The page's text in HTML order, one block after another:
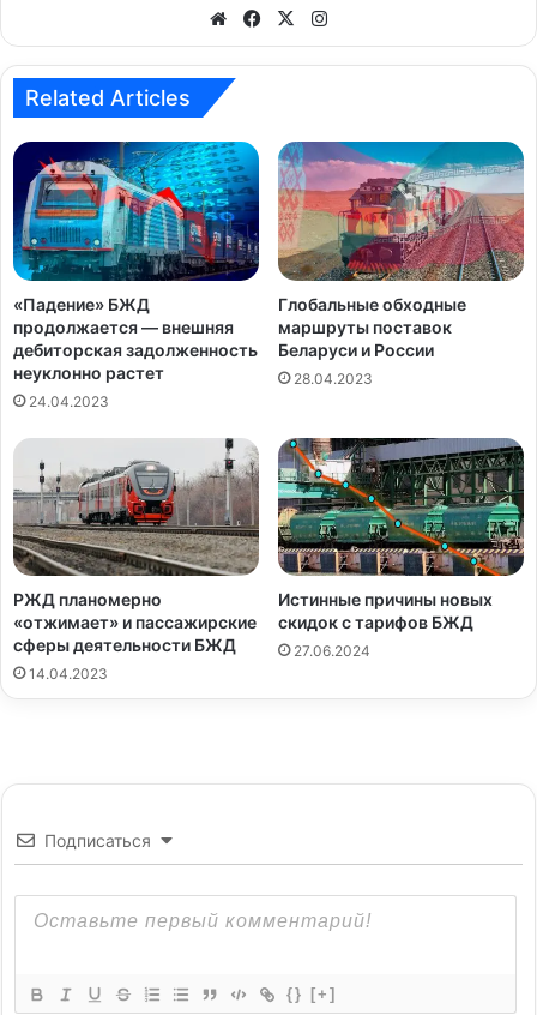
We
bsi
Fa
ce
X
tag
Related Articles
«Падение» БЖД
продолжается — внешняя
дебиторская задолженность
неуклонно растет
24.04.2023
Глобальные обходные
маршруты поставок
Беларуси и России
28.04.2023
РЖД планомерно
«отжимает» и пассажирские
сферы деятельности БЖД
14.04.2023
Истинные причины новых
скидок с тарифов БЖД
27.06.2024
Подписаться
{} [+]